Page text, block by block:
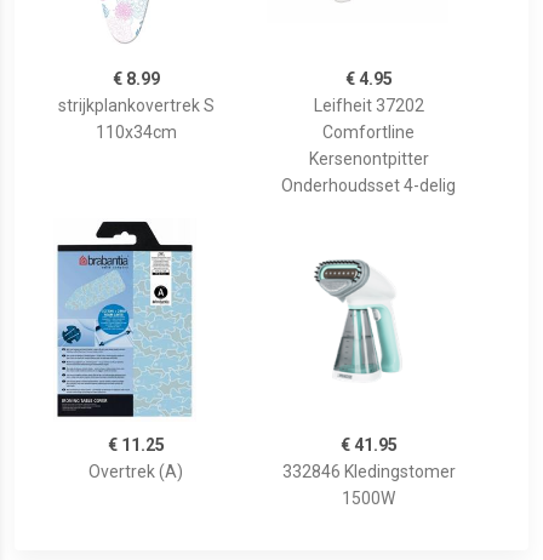
€ 8.99
strijkplankovertrek S
110x34cm
€ 4.95
Leifheit 37202
Comfortline
Kersenontpitter
Onderhoudsset 4-delig
€ 11.25
Overtrek (A)
€ 41.95
332846 Kledingstomer
1500W